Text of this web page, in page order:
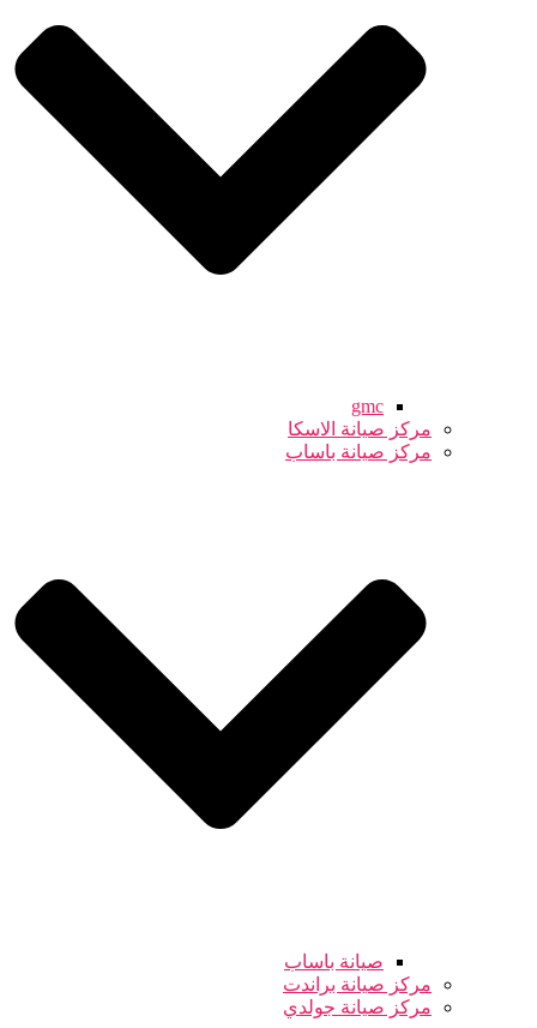
gmc
مركز صيانة الاسكا
مركز صيانة باساب
صيانة باساب
مركز صيانة براندت
مركز صيانة جولدي